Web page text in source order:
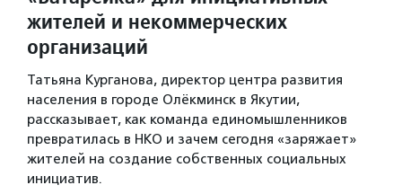
жителей и некоммерческих
организаций
Татьяна Курганова, директор центра развития
населения в городе Олёкминск в Якутии,
рассказывает, как команда единомышленников
превратилась в НКО и зачем сегодня «заряжает»
жителей на создание собственных социальных
инициатив.